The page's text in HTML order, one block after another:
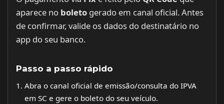
aparece no boleto gerado em canal oficial. Antes
de confirmar, valide os dados do destinatário no
app do seu banco.
Passo a passo rápido
Abra o canal oficial de emissão/consulta do IPVA
em SC e gere o boleto do seu veículo.